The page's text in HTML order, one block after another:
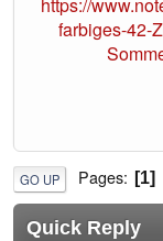
farbiges-42-
GO UP Pages 1
Quick Reply